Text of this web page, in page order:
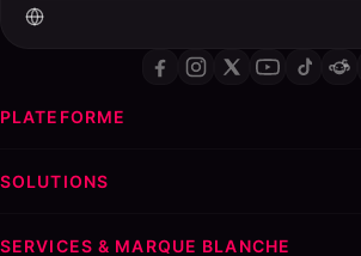
PLATEFORME
SOLUTIONS
SERVICES & MARQUE BLANCHE